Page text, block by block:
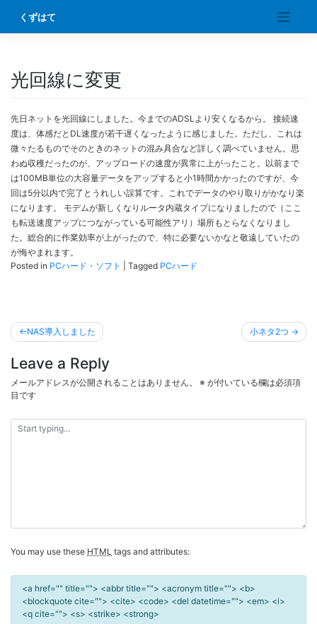
content
くずはて
光回線に変更
先日ネットを光回線にしました。今までのADSLより安くなるから。 接続速
度は、体感だとDL速度が若干遅くなったように感じました。ただし、これは
微々たるものでそのときのネットの混み具合など詳しく調べていません。思
わぬ収穫だったのが、アップロードの速度が異常に上がったこと。以前まで
は100MB単位の大容量データをアップすると小1時間かかったのですが、今
回は5分以内で完了とうれしい誤算です。これでデータのやり取りがかなり楽
になります。 モデムが新しくなりルータ内蔵タイプになりましたので（ここ
も転送速度アップにつながっている可能性アリ）場所もとらなくなりまし
た。総合的に作業効率が上がったので、特に必要ないかなと敬遠していたの
が悔やまれます。
Posted in PCハード・ソフト Tagged PCハード
投
稿
ナ
ビ
ゲ
ー
シ
NAS導入しました 小ネタ2つ
Leave a Reply
メールアドレスが公開されることはありません。 ※ が付いている欄は必須項
目です
You may use these HTML tags and attributes:
<a href="" title=""> <abbr title=""> <acronym title=""> <b>
<blockquote cite=""> <cite> <code> <del datetime=""> <em> <i>
<q cite=""> <s> <strike> <strong>